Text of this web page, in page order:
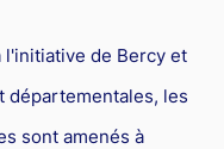
l'initiative de Bercy et
départementales, les
sont amenés à